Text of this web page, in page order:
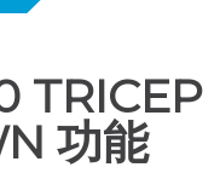
TRICEP
功能